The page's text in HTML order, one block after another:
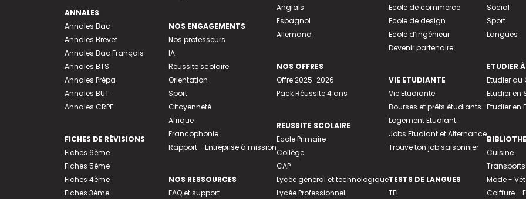
ANNALES
Annales Bac
Annales Brevet
Annales Bac Français
Annales BTS
Annales Prépa
Annales BUT
Annales CRPE
FICHES DE RÉVISIONS
Fiches 6ème
Fiches 5ème
Fiches 4ème
Fiches 3ème
NOS ENGAGEMENTS
Nos professeurs
IA
Réussite scolaire
Orientation
Sport
Citoyenneté
Afrique
Francophonie
Rapport - Entreprise à mission
NOS RESSOURCES
FAQ et support
Anglais
Espagnol
Allemand
NOS OFFRES
Offre 2025-2026
Pack Réussite 4 ans
REUSSITE SCOLAIRE
Ecole Primaire
Collège
CAP
Lycée général et technologique
Lycée Professionnel
Ecole de commerce
Ecole de design
Ecole d’ingénieur
Devenir partenaire
VIE ETUDIANTE
Vie Etudiante
Bourses et prêts étudiants
Logement Etudiant
Jobs Etudiant et Alternance
Trouve ton job saisonnier
TESTS DE LANGUES
TFI
Social
Sport
Langues
ETUDIER
Etudier
Etudier en
Etudier en
Cuisine
Transports
Mode -
Coiffure -